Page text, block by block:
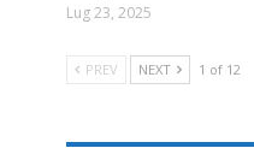
Lug 23, 2025
PREV NEXT 1 of 12